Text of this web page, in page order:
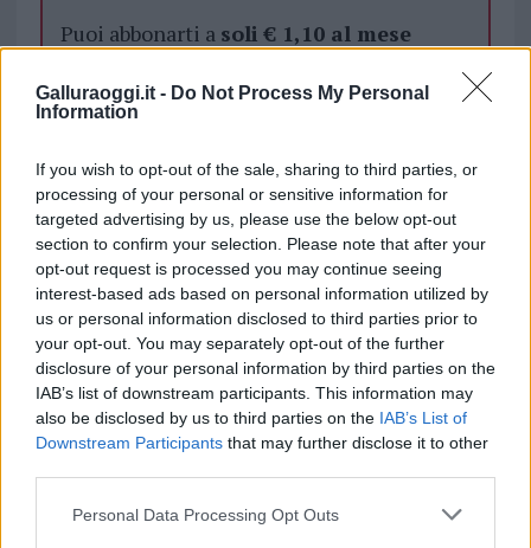
Galluraoggi.it - Do Not Process My Personal
Information
If you wish to opt-out of the sale, sharing to third parties, or
processing of your personal or sensitive information for
targeted advertising by us, please use the below opt-out
section to confirm your selection. Please note that after your
opt-out request is processed you may continue seeing
interest-based ads based on personal information utilized by
us or personal information disclosed to third parties prior to
your opt-out. You may separately opt-out of the further
disclosure of your personal information by third parties on the
IAB’s list of downstream participants. This information may
also be disclosed by us to third parties on the IAB’s List of
Downstream Participants that may further disclose it to other
Please note that this website/app uses one or more Google
Personal Data Processing Opt Outs
Puoi abbonarti a soli € 1,10 al mese
Sei già abbonato?
Puoi effettuare l'accesso andando nella
sezioneLogindal menù del sito o
cliccandoqui
TEMI: Geovillage
Geovillage Olbia
Trofeo Italia Sardinia Trophy 2022
Notizie in tempo reale?
Entra nel canale telegram di
GalluraOggi.it